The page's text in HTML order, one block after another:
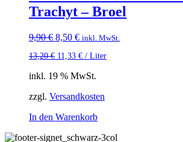
Trachyt – Broel
9,90€ Ursprünglicher
war:
8,50 €Aktueller
ist:
inkl. MwSt.
13,20€ 11,33 € / Liter
inkl. 19 % MwSt.
zzgl. Versandkosten
In den Warenkorb